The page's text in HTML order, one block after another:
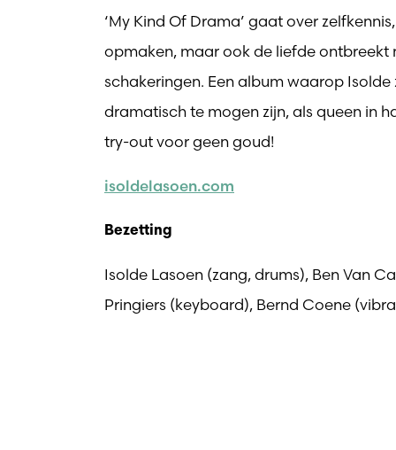
‘My Kind Of Drama’ gaat over
opmaken, maar ook de liefde ontbreekt
schakeringen. Een album waarop
dramatisch te mogen zijn, als queen in
try-out voor geen goud!
isoldelasoen.com
Bezetting
Isolde Lasoen (zang, drums), Ben Van
Pringiers (keyboard), Bernd Coene